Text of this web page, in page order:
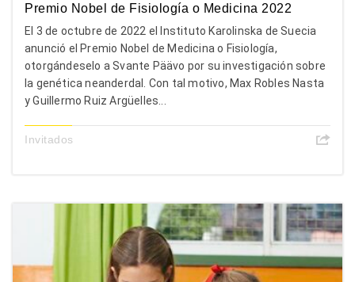
Premio Nobel de Fisiología o Medicina 2022
El 3 de octubre de 2022 el Instituto Karolinska de Suecia
anunció el Premio Nobel de Medicina o Fisiología,
otorgándeselo a Svante Päävo por su investigación sobre
la genética neanderdal. Con tal motivo, Max Robles Nasta
y Guillermo Ruiz Argüelles...
Invitados